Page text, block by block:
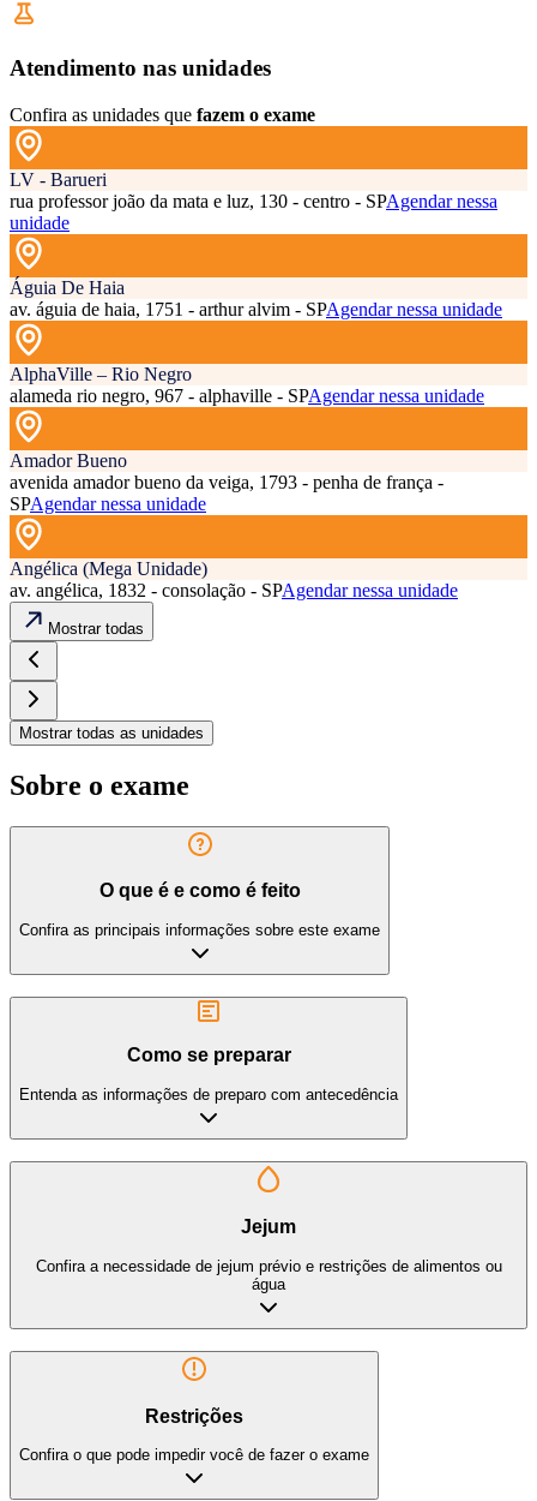
Atendimento nas unidades
Confira as unidades que fazem o exame
LV - Barueri
rua professor joão da mata e luz, 130 - centro - SPAgendar nessa
unidade
Águia De Haia
av. águia de haia, 1751 - arthur alvim - SPAgendar nessa unidade
AlphaVille – Rio Negro
alameda rio negro, 967 - alphaville - SPAgendar nessa unidade
Amador Bueno
avenida amador bueno da veiga, 1793 - penha de frança -
SPAgendar nessa unidade
Angélica (Mega Unidade)
av. angélica, 1832 - consolação - SPAgendar nessa unidade
Mostrar todas
Mostrar todas as unidades
Sobre o exame
O que é e como é feito
Confira as principais informações sobre este exame
Como se preparar
Entenda as informações de preparo com antecedência
Jejum
Confira a necessidade de jejum prévio e restrições de alimentos ou
água
Restrições
Confira o que pode impedir você de fazer o exame